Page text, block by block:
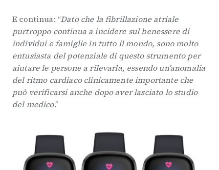
E continua: “Dato che la fibrillazione atriale
purtroppo continua a incidere sul benessere di
individui e famiglie in tutto il mondo, sono molto
entusiasta del potenziale di questo strumento per
aiutare le persone a rilevarla, essendo un’anomalia
del ritmo cardiaco clinicamente importante che
può verificarsi anche dopo aver lasciato lo studio
del medico.”